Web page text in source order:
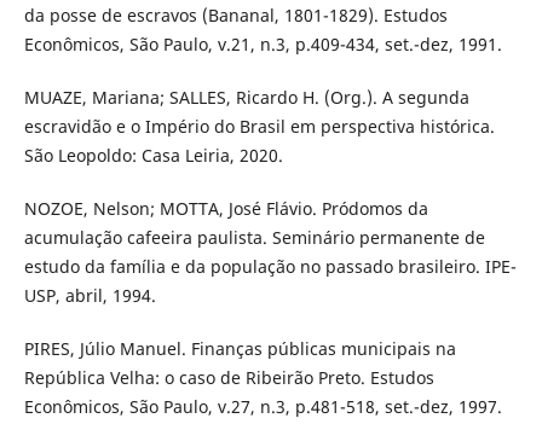
da posse de escravos (Bananal, 1801-1829). Estudos
Econômicos, São Paulo, v.21, n.3, p.409-434, set.-dez, 1991.
MUAZE, Mariana; SALLES, Ricardo H. (Org.). A segunda
escravidão e o Império do Brasil em perspectiva histórica.
São Leopoldo: Casa Leiria, 2020.
NOZOE, Nelson; MOTTA, José Flávio. Pródomos da
acumulação cafeeira paulista. Seminário permanente de
estudo da família e da população no passado brasileiro. IPE-
USP, abril, 1994.
PIRES, Júlio Manuel. Finanças públicas municipais na
República Velha: o caso de Ribeirão Preto. Estudos
Econômicos, São Paulo, v.27, n.3, p.481-518, set.-dez, 1997.